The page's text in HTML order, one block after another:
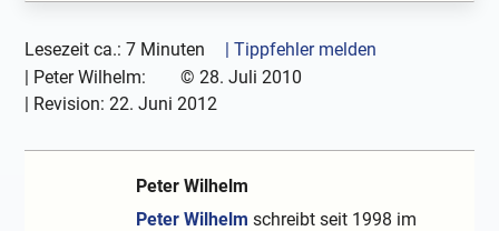
Lesezeit ca.: 7 Minuten
| Tippfehler melden
| Peter Wilhelm: © 28. Juli 2010
| Revision:22. Juni 2012
Peter Wilhelm
Peter Wilhelm schreibt seit 1998 im